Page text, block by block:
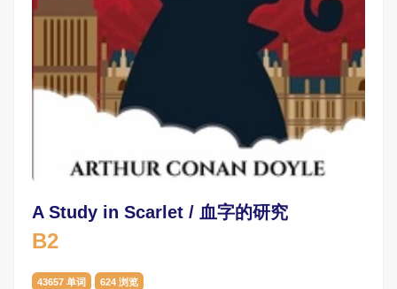
A Study in Scarlet / 血字的研究
B2
43657 单词 624 浏览